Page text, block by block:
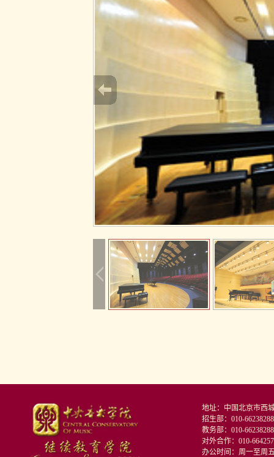
地址：中国北京市西
招生部：010-
教务部：010-
对外合作：010-
办公时间：周一至周